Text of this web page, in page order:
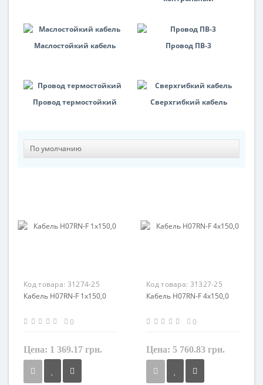
Маслостойкий кабель Провод ПВ-3
Провод термостойкий Сверхгибкий кабель
Код товара: 31274-25
Кабель H07RN-F 1x150,0
0
Цена: 1 369.17 грн.
Код товара: 31327-25
Кабель H07RN-F 4x150,0
0
Цена: 5 760.83 грн.